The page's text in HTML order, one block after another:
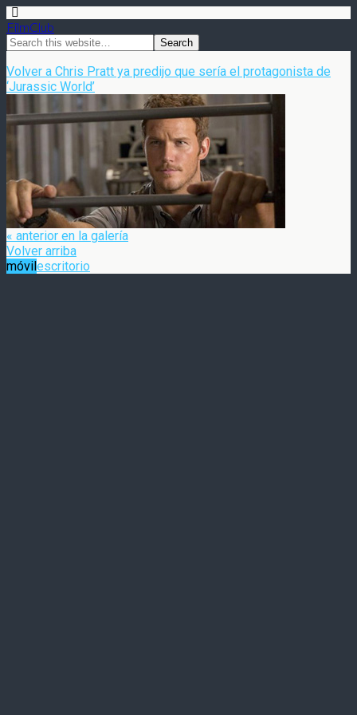
FilmClub
Volver a Chris Pratt ya predijo que sería el protagonista de
‘Jurassic World’
« anterior en la galería
Volver arriba
móvilescritorio